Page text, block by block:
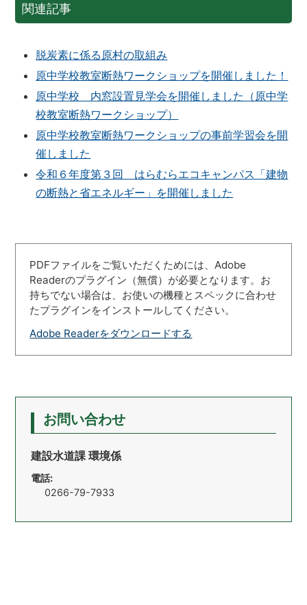
関連記事
脱炭素に係る原村の取組み
原中学校教室断熱ワークショップを開催しました！
原中学校 内窓設置見学会を開催しました（原中学
校教室断熱ワークショップ）
原中学校教室断熱ワークショップの事前学習会を開
催しました
令和６年度第３回 はらむらエコキャンパス「建物
の断熱と省エネルギー」を開催しました
PDFファイルをご覧いただくためには、Adobe
Readerのプラグイン（無償）が必要となります。お
持ちでない場合は、お使いの機種とスペックに合わせ
たプラグインをインストールしてください。
Adobe Readerをダウンロードする
お問い合わせ
建設水道課 環境係
電話:
0266-79-7933